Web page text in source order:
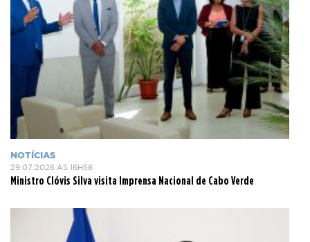
NOTÍCIAS
29.07.2026 ÀS 16H58
Ministro Clóvis Silva visita Imprensa Nacional de Cabo Verde